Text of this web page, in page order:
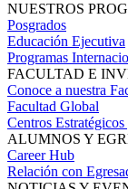
NUESTROS
Posgrados
Educación Ejecutiva
Programas
FACULTAD E
Conoce a nuestra
Facultad Global
Centros
ALUMNOS Y
Career Hub
Relación con